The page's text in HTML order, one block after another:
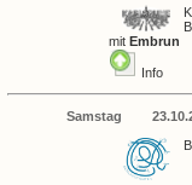
mit Embrun
Info
Samstag